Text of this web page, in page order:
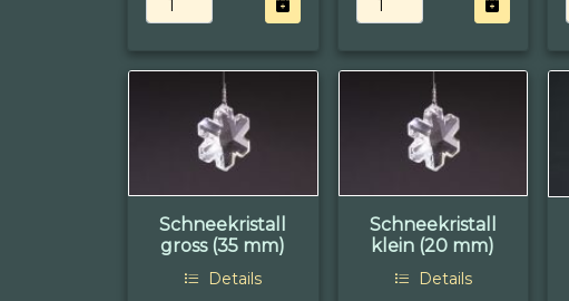
Schneekristall
gross (35 mm)
Details
Schneekristall
klein (20 mm)
Details